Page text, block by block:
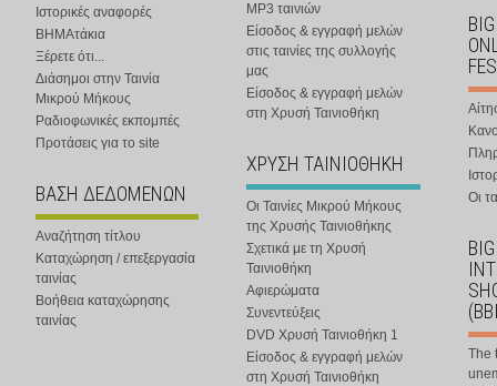
Ιστορικές αναφορές
ΒΗΜΑτάκια
Ξέρετε ότι...
Διάσημοι στην Ταινία
Μικρού Μήκους
Ραδιοφωνικές εκπομπές
Προτάσεις για το site
ΒΑΣΗ ΔΕΔΟΜΕΝΩΝ
Αναζήτηση τίτλου
Καταχώρηση / επεξεργασία
ταινίας
Βοήθεια καταχώρησης
ταινίας
MP3 ταινιών
Είσοδος & εγγραφή μελών
στις ταινίες της συλλογής
μας
Είσοδος & εγγραφή μελών
στη Χρυσή Ταινιοθήκη
ΧΡΥΣΗ ΤΑΙΝΙΟΘΗΚΗ
Οι Ταινίες Μικρού Μήκους
της Χρυσής Ταινιοθήκης
Σχετικά με τη Χρυσή
Ταινιοθήκη
Αφιερώματα
Συνεντεύξεις
DVD Χρυσή Ταινιοθήκη 1
Είσοδος & εγγραφή μελών
στη Χρυσή Ταινιοθήκη
Οι
The